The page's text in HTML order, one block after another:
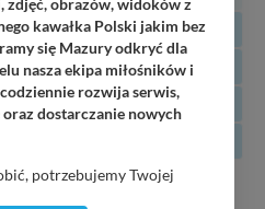
6 7 8
13 14 15
20 21 22
obrazów, widoków z
kawałka Polski jakim bez
się Mazury odkryć dla
nasza ekipa miłośników i
rozwija serwis,
dostarczanie nowych
potrzebujemy Twojej